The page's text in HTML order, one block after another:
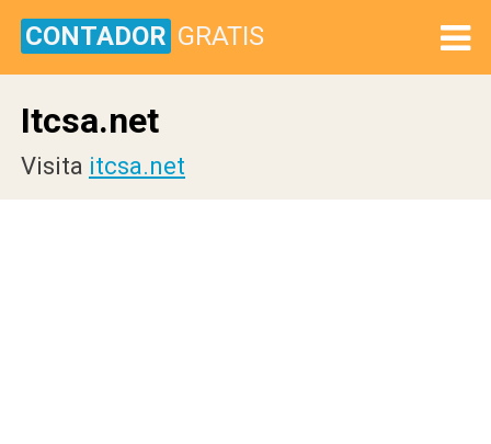
CONTADOR GRATIS
Itcsa.net
Visita itcsa.net